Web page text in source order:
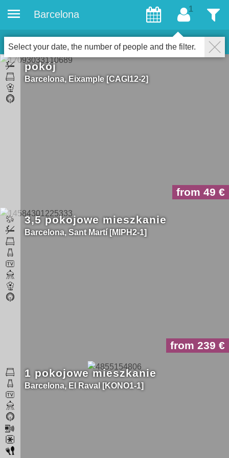
Barcelona
Goście
Filter
Select your date, the number of people and the filter.
Zamknąć
14Properties for gays
pokój
Barcelona Eixample CAGI12-2
from 49
3,5 pokojowe mieszkanie
Barcelona Sant Martí MIPH2-1
from 239
1 pokojowe mieszkanie
Barcelona El Raval KONO1-1